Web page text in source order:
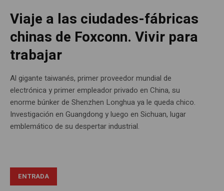
Viaje a las ciudades-fábricas
chinas de Foxconn. Vivir para
trabajar
Al gigante taiwanés, primer proveedor mundial de
electrónica y primer empleador privado en China, su
enorme búnker de Shenzhen Longhua ya le queda chico.
Investigación en Guangdong y luego en Sichuan, lugar
emblemático de su despertar industrial.
ENTRADA